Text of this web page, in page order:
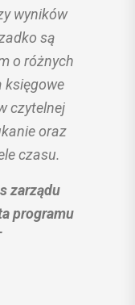
wyników
są
o różnych
księgowe
czytelnej
oraz
czasu.
zarządu
programu